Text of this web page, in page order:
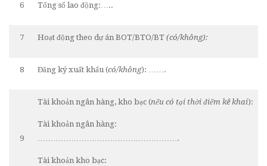
6 Tổng số lao động:…..
7 Hoạt động theo dự án BOT/BTO/BT (có/không):
8 Đăng ký xuất khẩu (có/không): …….
9
Tài khoản ngân hàng, kho bạc (nếu có tại thời điểm kê khai):
Tài khoản ngân hàng:
……………………………………………….
Tài khoản kho bạc: